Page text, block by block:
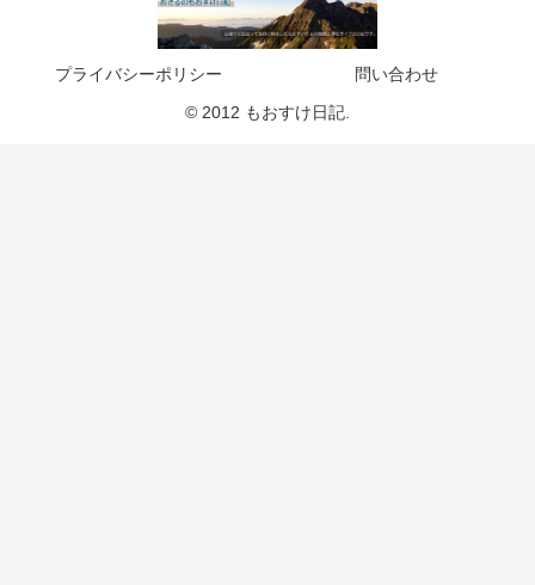
プライバシーポリシー
問い合わせ
© 2012 もおすけ日記.